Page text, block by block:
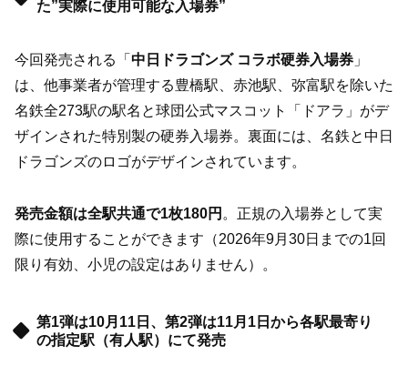
た”実際に使用可能な入場券”
今回発売される「 中日ドラゴンズ コラボ硬券入場券 」
は、他事業者が管理する豊橋駅、赤池駅、弥富駅を除いた
名鉄全273駅の駅名と球団公式マスコット「ドアラ」がデ
ザインされた特別製の硬券入場券。裏面には、名鉄と中日
ドラゴンズのロゴがデザインされています。
発売金額は全駅共通で1枚180円 。正規の入場券として実
際に使用することができます（2026年9月30日までの1回
限り有効、小児の設定はありません）。
第1弾は10月11日、第2弾は11月1日から各駅最寄り
の指定駅（有人駅）にて発売